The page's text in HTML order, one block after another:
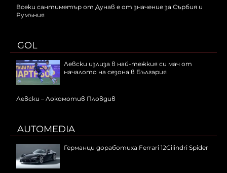
Всеки сантиметър от Дунав е от значение за Сърбия и
Румъния
GOL
Левски излиза в най-тежкия си мач от
началото на сезона в България
Левски – Локомотив Пловдив
AUTOMEDIA
Германци доработиха Ferrari 12Cilindri Spider